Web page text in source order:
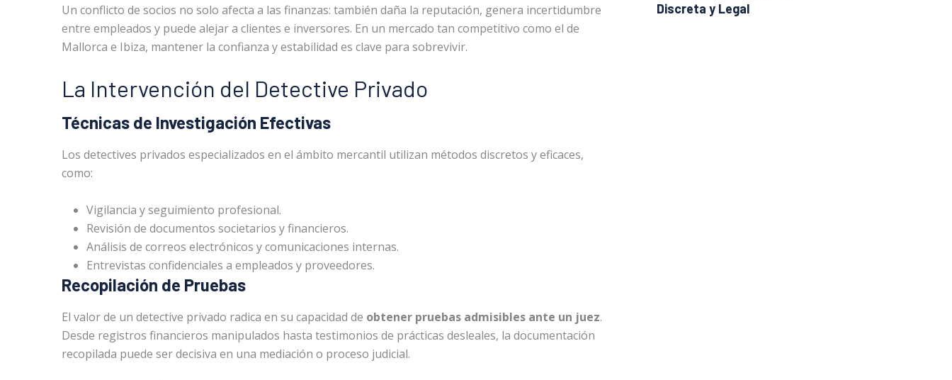
Un conflicto de socios no solo afecta a las finanzas: también daña la reputación, genera incertidumbre
entre empleados y puede alejar a clientes e inversores. En un mercado tan competitivo como el de
Mallorca e Ibiza, mantener la confianza y estabilidad es clave para sobrevivir.
La Intervención del Detective Privado
Técnicas de Investigación Efectivas
Los detectives privados especializados en el ámbito mercantil utilizan métodos discretos y eficaces,
como:
Vigilancia y seguimiento profesional.
Revisión de documentos societarios y financieros.
Análisis de correos electrónicos y comunicaciones internas.
Entrevistas confidenciales a empleados y proveedores.
Recopilación de Pruebas
El valor de un detective privado radica en su capacidad de obtener pruebas admisibles ante un juez.
Desde registros financieros manipulados hasta testimonios de prácticas desleales, la documentación
recopilada puede ser decisiva en una mediación o proceso judicial.
Discreta y Legal